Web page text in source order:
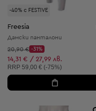
-40% с FESTIVE
Freesia
Дамски панталони
Начална цена:
20,90 €
Discount Price:
-31%
Намалена цена:
14,31 € / 27,99 лв.
Препоръчителна цена:
RRP 59,00 € (-75%)